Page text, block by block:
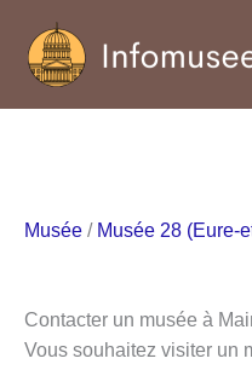
contenu
Musée / Musée 28 (Eure-
Contacter un musée à
Vous souhaitez visiter un